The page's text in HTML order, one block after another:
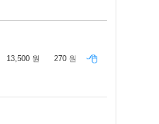
13,500 원 270 원